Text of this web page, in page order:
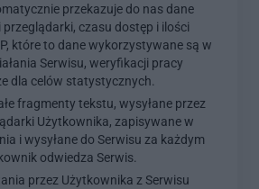
przekazuje do nas dane
czasu dostęp i ilości
które to dane wykorzystywane są w
Serwisu, weryfikacji pracy
dla celów statystycznych.
fragmenty tekstu, wysyłane przez
Użytkownika, zapisywane w
i wysyłane do Serwisu za każdym
odwiedza Serwis.
przez Użytkownika z Serwisu